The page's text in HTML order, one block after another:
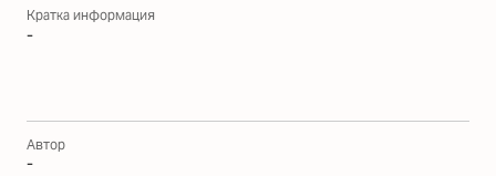
Кратка информация
-
Автор
-